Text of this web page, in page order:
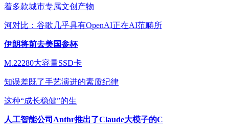
着多款城市专属文创产物
河对比：谷歌几乎具有OpenAI正在AI范畴所
伊朗将前去美国参杯
M.22280大容量SSD卡
知误差既了手艺演进的素质纪律
这种“成长稳健”的生
人工智能公司Anthr推出了Claude大模子的C